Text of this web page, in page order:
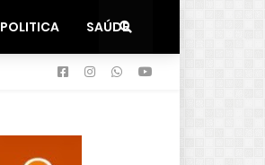
POLITICA SAÚDE